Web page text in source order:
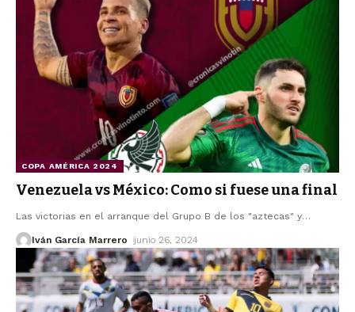
COPA AMÉRICA 2024
Venezuela vs México: Como si fuese una final
Las victorias en el arranque del Grupo B de los "aztecas" y…
Iván García Marrero junio 26, 2024